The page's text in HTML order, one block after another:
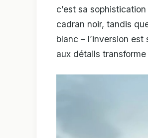
c’est sa
cadran noir, tandis
blanc – l’inversion
aux détails